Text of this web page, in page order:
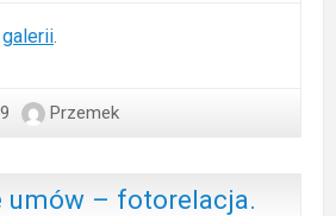
galerii.
Przemek
umów – fotorelacja.